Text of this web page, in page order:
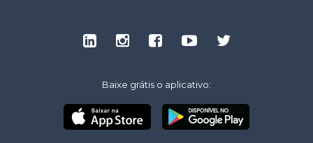
Baixe grátis o aplicativo: